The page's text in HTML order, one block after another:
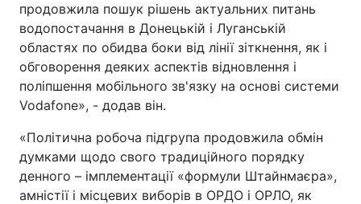
продовжила пошук рішень актуальних питань
водопостачання в Донецькій і Луганській
областях по обидва боки від лінії зіткнення, як і
обговорення деяких аспектів відновлення і
поліпшення мобільного зв'язку на основі системи
Vodafone», - додав він.
«Політична робоча підгрупа продовжила обмін
думками щодо свого традиційного порядку
денного – імплементації «формули Штайнмаєра»,
амністії і місцевих виборів в ОРДО і ОРЛО, як